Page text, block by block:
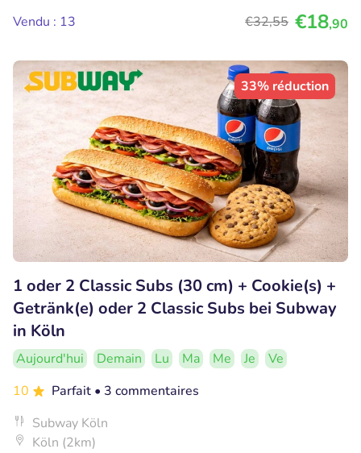
Vendu : 13
€32,55 €18,90
33% réduction
1 oder 2 Classic Subs (30 cm) + Cookie(s) +
Getränk(e) oder 2 Classic Subs bei Subway
in Köln
Aujourd'hui Demain Lu Ma Me Je
Ve
10
Parfait • 3 commentaires
Subway Köln
Köln (2km)